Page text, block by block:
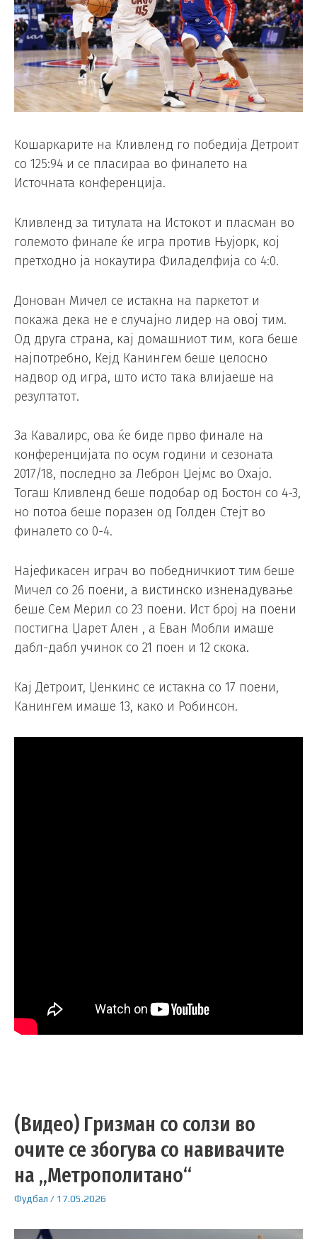
Кошаркарите на Кливленд го победија Детроит
со 125:94 и се пласираа во финалето на
Источната конференција.
Кливленд за титулата на Истокот и пласман во
големото финале ќе игра против Њујорк, кој
претходно ја нокаутира Филаделфија со 4:0.
Донован Мичел се истакна на паркетот и
покажа дека не е случајно лидер на овој тим.
Од друга страна, кај домашниот тим, кога беше
најпотребно, Кејд Канингем беше целосно
надвор од игра, што исто така влијаеше на
резултатот.
За Кавалирс, ова ќе биде прво финале на
конференцијата по осум години и сезоната
2017/18, последно за Леброн Џејмс во Охајо.
Тогаш Кливленд беше подобар од Бостон со 4-3,
но потоа беше поразен од Голден Стејт во
финалето со 0-4.
Најефикасен играч во победничкиот тим беше
Мичел со 26 поени, а вистинско изненадување
беше Сем Мерил со 23 поени. Ист број на поени
постигна Џарет Ален , а Еван Мобли имаше
дабл-дабл учинок со 21 поен и 12 скока.
Кај Детроит, Џенкинс се истакна со 17 поени,
Канингем имаше 13, како и Робинсон.
(Видео) Гризман со солзи во
очите се збогува со навивачите
на „Метрополитано“
Фудбал / 17.05.2026